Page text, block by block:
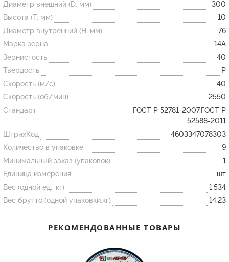
Огнеупорные
изделия
Скачать каталог
Тигель
Муфель
Трубка
Стержень
Пробка
Подставка
Лодочка
Ковш разливочный
Диаметр внешний (D, мм)
300
Высота (T, мм)
10
Диаметр внутренний (H, мм)
76
Марка зерна
14А
Зернистость
40
Твердость
P
Скорость (м/с)
40
Скорость (об/мин)
2550
Стандарт
ГОСТ Р 52781-2007,ГОСТ Р
52588-2011
ШтрихКод
4603347078303
Количество в упаковке
9
Минимальный заказ (упаковок)
1
Единица измерения
шт
Вес (одной ед., кг)
1.534
Вес брутто (одной упаковки,кг)
14.23
РЕКОМЕНДОВАННЫЕ ТОВАРЫ